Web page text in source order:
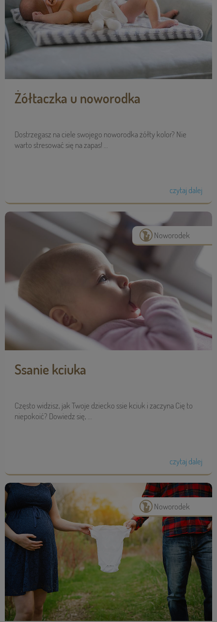
Żółtaczka u noworodka
Dostrzegasz na ciele swojego noworodka żółty kolor? Nie
warto stresować się na zapas! ...
czytaj dalej
Noworodek
Ssanie kciuka
Często widzisz, jak Twoje dziecko ssie kciuk i zaczyna Cię to
niepokoić? Dowiedz się, ...
czytaj dalej
Noworodek